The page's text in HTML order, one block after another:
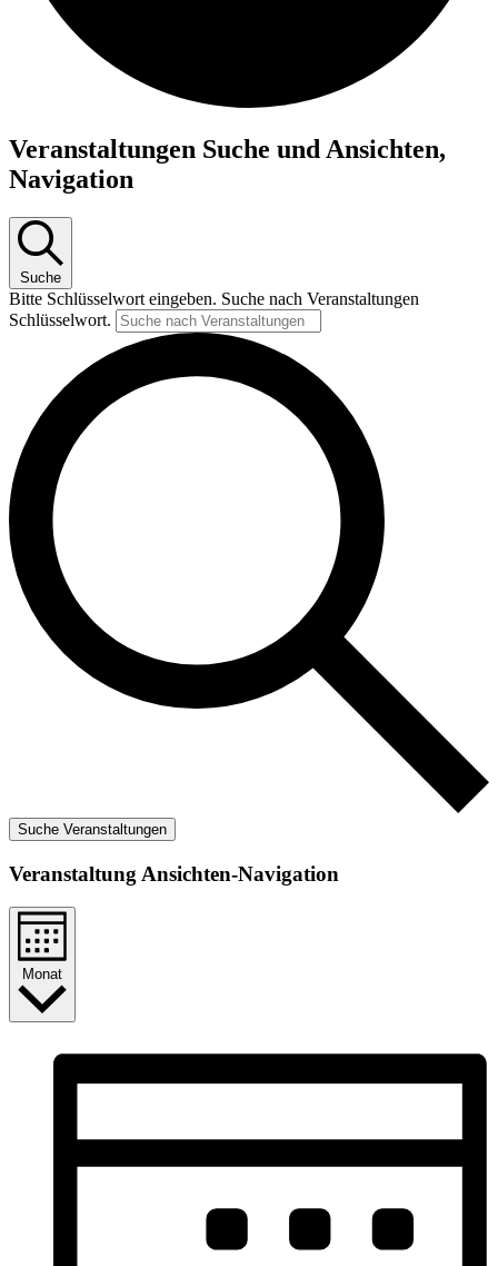
Veranstaltungen Suche und Ansichten,
Navigation
Suche
Bitte Schlüsselwort eingeben. Suche nach Veranstaltungen
Schlüsselwort.
Suche Veranstaltungen
Veranstaltung Ansichten-Navigation
Monat